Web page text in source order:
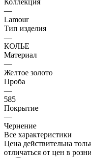
Коллекция
—
Lamour
Тип изделия
—
КОЛЬЕ
Материал
—
Желтое золото
Проба
—
585
Покрытие
—
Чернение
Все характеристики
Цена действительна
отличаться от цен в